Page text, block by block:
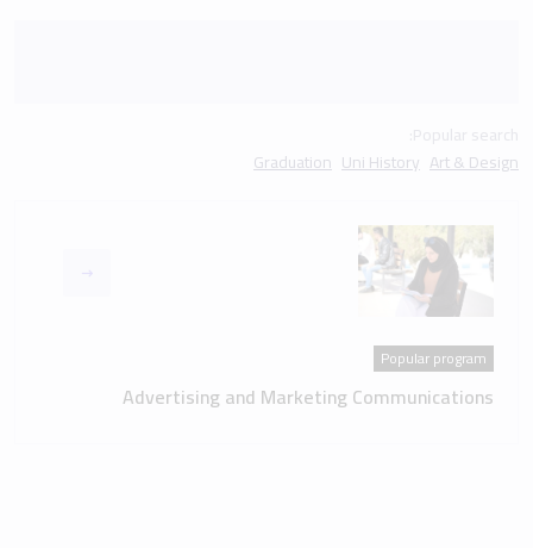
Art & Design
Uni History
Graduation
Popular program
Advertising and Marketing Communications